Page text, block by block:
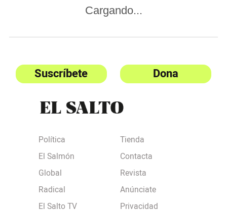
Cargando...
Suscríbete Dona
Política
El Salmón
Global
Radical
El Salto TV
Tienda
Contacta
Revista
Anúnciate
Privacidad